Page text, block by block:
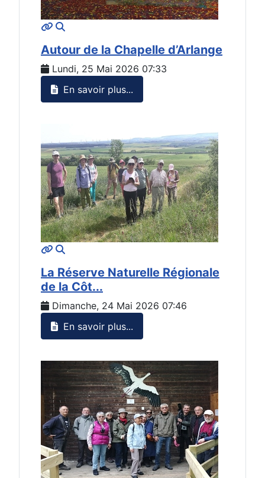
MOD_JTCS_VIEW_ARTICLE_LINK
Autour de la Chapelle d’Arlange
Lundi, 25 Mai 2026 07:33
En savoir plus...
MOD_JTCS_VIEW_ARTICLE_LINK
La Réserve Naturelle Régionale
de la Côt...
Dimanche, 24 Mai 2026 07:46
En savoir plus...